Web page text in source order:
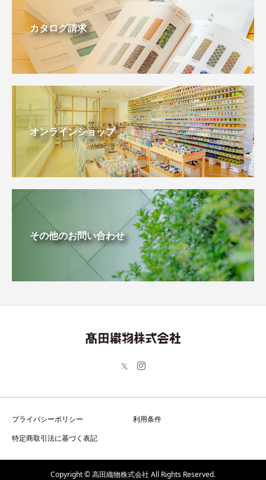
カタログ請求
オンラインショップ
その他のお問い合わせ
プライバシーポリシー
利用条件
特定商取引法に基づく表記
Copyright © 高田織物株式会社 All Rights Reserved.